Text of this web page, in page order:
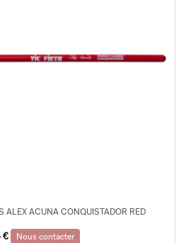
ALEX ACUNA CONQUISTADOR RED
€ Nous contacter